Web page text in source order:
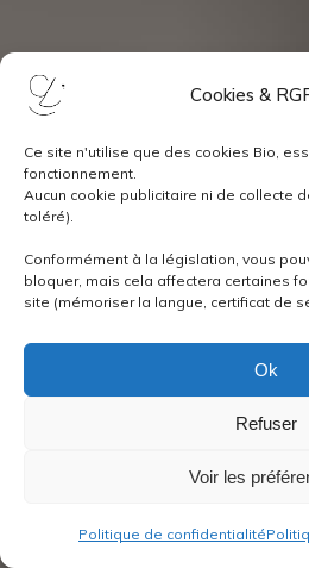
Cookies &
Ce site n'utilise que des cookies Bio,
fonctionnement.
Aucun cookie publicitaire ni de collecte
toléré).
Conformément à la législation, vous
bloquer, mais cela affectera certaines
site (mémoriser la langue, certificat de
Ok
Refuser
Voir les
Politique de confidentialité